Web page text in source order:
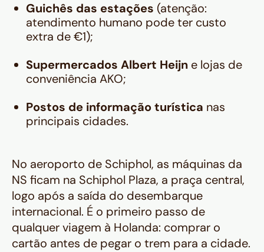
Guichês das estações (atenção:
atendimento humano pode ter custo
extra de €1);
Supermercados Albert Heijn e lojas de
conveniência AKO;
Postos de informação turística nas
principais cidades.
No aeroporto de Schiphol, as máquinas da
NS ficam na Schiphol Plaza, a praça central,
logo após a saída do desembarque
internacional. É o primeiro passo de
qualquer viagem à Holanda: comprar o
cartão antes de pegar o trem para a cidade.